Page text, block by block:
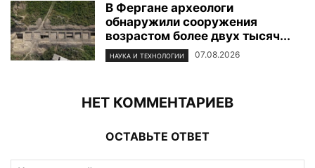
В Фергане археологи
обнаружили сооружения
возрастом более двух тысяч...
НАУКА И ТЕХНОЛОГИИ 07.08.2026
НЕТ КОММЕНТАРИЕВ
ОСТАВЬТЕ ОТВЕТ